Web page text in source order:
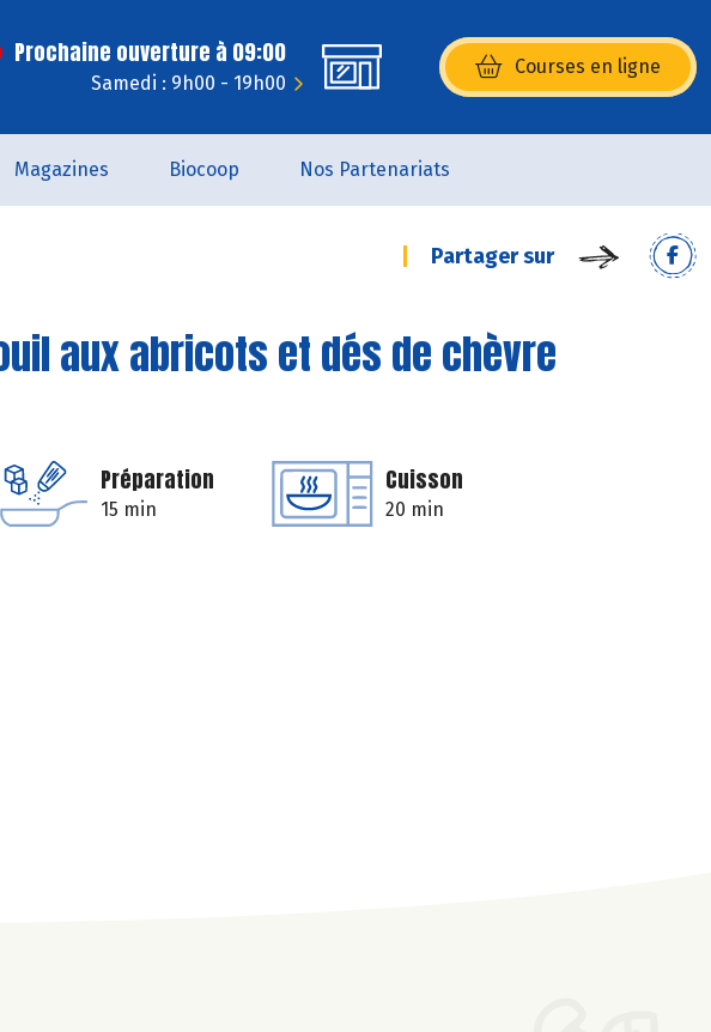
Prochaine ouverture à 09:00
Samedi : 9h00 - 19h00
Courses en ligne
(s’ouvre dans une nouvelle
Magazines Biocoop Nos Partenariats
Partager sur
aux abricots et dés de chèvre
Préparation
15 min
Cuisson
20 min